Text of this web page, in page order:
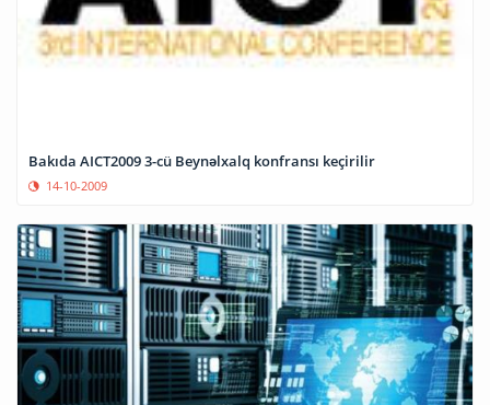
Bakıda AICT2009 3-cü Beynəlxalq konfransı keçirilir
14-10-2009